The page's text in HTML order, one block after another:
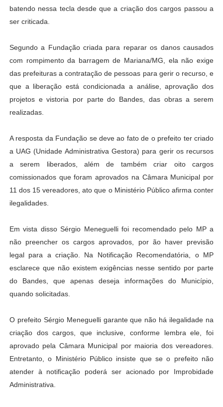
batendo nessa tecla desde que a criação dos cargos passou a
ser criticada.
Segundo a Fundação criada para reparar os danos causados
com rompimento da barragem de Mariana/MG, ela não exige
das prefeituras a contratação de pessoas para gerir o recurso, e
que a liberação está condicionada a análise, aprovação dos
projetos e vistoria por parte do Bandes, das obras a serem
realizadas.
A resposta da Fundação se deve ao fato de o prefeito ter criado
a UAG (Unidade Administrativa Gestora) para gerir os recursos
a serem liberados, além de também criar oito cargos
comissionados que foram aprovados na Câmara Municipal por
11 dos 15 vereadores, ato que o Ministério Público afirma conter
ilegalidades.
Em vista disso Sérgio Meneguelli foi recomendado pelo MP a
não preencher os cargos aprovados, por ão haver previsão
legal para a criação. Na Notificação Recomendatória, o MP
esclarece que não existem exigências nesse sentido por parte
do Bandes, que apenas deseja informações do Município,
quando solicitadas.
O prefeito Sérgio Meneguelli garante que não há ilegalidade na
criação dos cargos, que inclusive, conforme lembra ele, foi
aprovado pela Câmara Municipal por maioria dos vereadores.
Entretanto, o Ministério Público insiste que se o prefeito não
atender à notificação poderá ser acionado por Improbidade
Administrativa.